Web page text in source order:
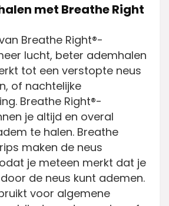
met Breathe Right
Breathe Right®-
lucht, beter ademhalen
tot een verstopte neus
of nachtelijke
Breathe Right®-
je altijd en overal
te halen. Breathe
maken de neus
je meteen merkt dat je
de neus kunt ademen.
voor algemene